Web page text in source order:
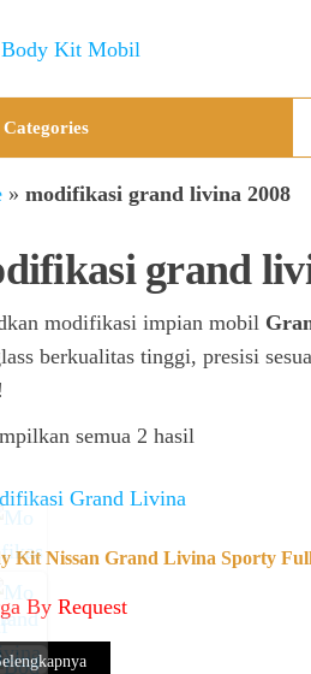
Mobil
Kit
Mobil
Categories
» modifikasi grand livina 2008
grand
modifikasi impian mobil
berkualitas tinggi, presisi
semua 2 hasil
Kit Nissan Grand Livina Sporty
By Request